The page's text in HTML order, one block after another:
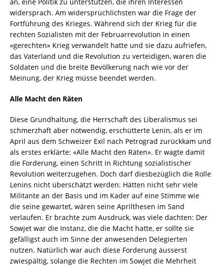
widersprach. Am widersprüchlichsten war die Frage der
Fortführung des Krieges. Während sich der Krieg für die
rechten Sozialisten mit der Februarrevolution in einen
«gerechten» Krieg verwandelt hatte und sie dazu aufriefen,
das Vaterland und die Revolution zu verteidigen, waren die
Soldaten und die breite Bevölkerung nach wie vor der
Meinung, der Krieg müsse beendet werden.
Alle Macht den Räten
Diese Grundhaltung, die Herrschaft des Liberalismus sei
schmerzhaft aber notwendig, erschütterte Lenin, als er im
April aus dem Schweizer Exil nach Petrograd zurückkam und
als erstes erklärte: «Alle Macht den Räten». Er wagte damit
die Forderung, einen Schritt in Richtung sozialistischer
Revolution weiterzugehen. Doch darf diesbezüglich die Rolle
Lenins nicht überschätzt werden: Hätten nicht sehr viele
Militante an der Basis und im Kader auf eine Stimme wie
die seine gewartet, wären seine Aprilthesen im Sand
verlaufen. Er brachte zum Ausdruck, was viele dachten: Der
Sowjet war die Instanz, die die Macht hatte, er sollte sie
gefälligst auch im Sinne der anwesenden Delegierten
nutzen. Natürlich war auch diese Forderung äusserst
zwiespältig, solange die Rechten im Sowjet die Mehrheit